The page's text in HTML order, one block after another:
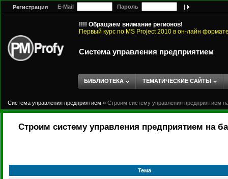
Регистрация E-Mail Пароль
!!!! Обращаем внимание регионов!
Первый курс по MS Project 2010 в он-лайн
Система управления предприятием
БИБЛИОТЕКА ТЕМАТИЧЕСКИЕ САЙТЫ
Система управления предприятием » Строим систему управления предприятием
Строим систему управления предприятием на
Тема